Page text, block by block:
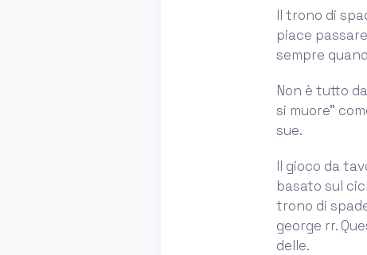
Il trono di
piace
sempre
Non è tutto
si muore”
sue.
Il gioco da
basato sul
trono di
george rr.
delle.